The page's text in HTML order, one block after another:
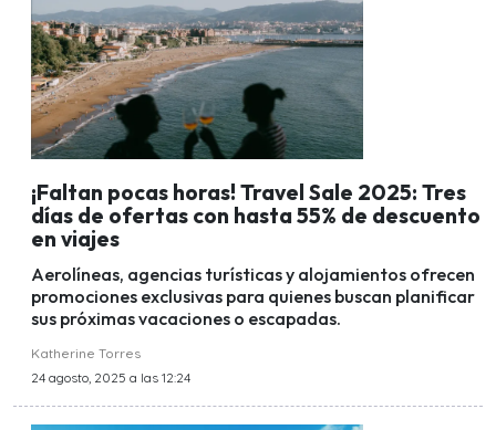
¡Faltan pocas horas! Travel Sale 2025: Tres
días de ofertas con hasta 55% de descuento
en viajes
Aerolíneas, agencias turísticas y alojamientos ofrecen
promociones exclusivas para quienes buscan planificar
sus próximas vacaciones o escapadas.
Katherine Torres
24 agosto, 2025 a las 12:24